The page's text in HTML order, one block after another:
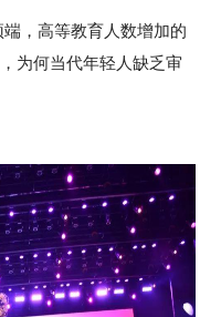
，高等教育人数增加的
为何当代年轻人缺乏审